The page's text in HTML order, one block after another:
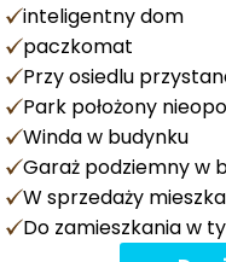
inteligentny dom
paczkomat
Przy osiedlu
Park położony
Winda w budynku
Garaż podziemny w
W sprzedaży
Do zamieszkania w